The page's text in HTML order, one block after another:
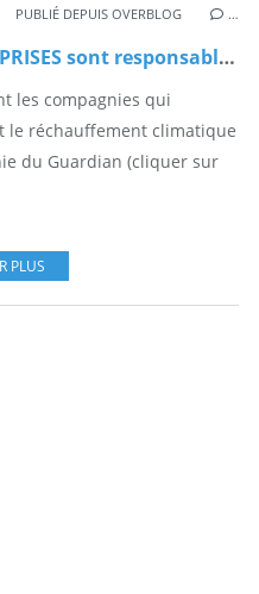
PUBLIÉ DEPUIS OVERBLOG …
90 ENTREPRISES sont responsables de deux tiers des émissions mondiales de gaz à effet de serre
les compagnies qui
le réchauffement climatique
du Guardian (cliquer sur
PLUS